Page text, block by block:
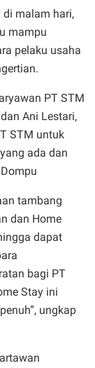
malam hari,
mampu
pelaku usaha
PT STM
Ani Lestari,
STM untuk
ada dan
tambang
dan Home
dapat
bagi PT
Stay ini
ungkap